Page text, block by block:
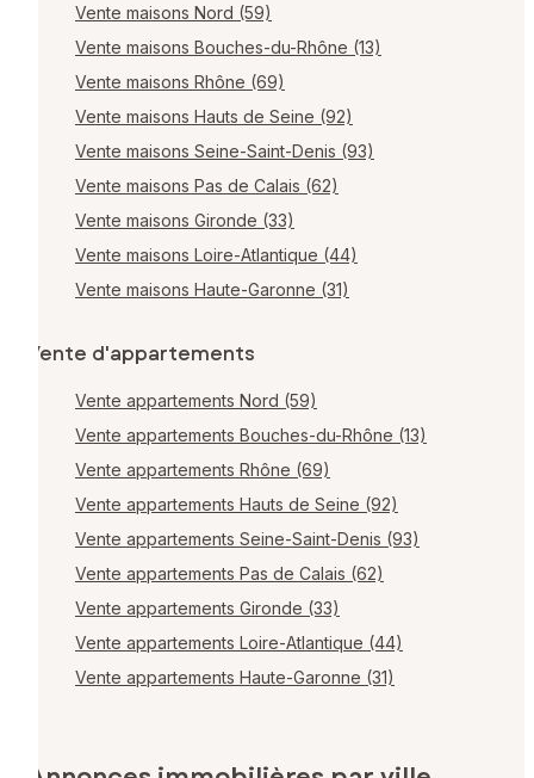
Vente maisons Nord (59)
Vente maisons Bouches-du-Rhône (13)
Vente maisons Rhône (69)
Vente maisons Hauts de Seine (92)
Vente maisons Seine-Saint-Denis (93)
Vente maisons Pas de Calais (62)
Vente maisons Gironde (33)
Vente maisons Loire-Atlantique (44)
Vente maisons Haute-Garonne (31)
Vente d'appartements
Vente appartements Nord (59)
Vente appartements Bouches-du-Rhône (13)
Vente appartements Rhône (69)
Vente appartements Hauts de Seine (92)
Vente appartements Seine-Saint-Denis (93)
Vente appartements Pas de Calais (62)
Vente appartements Gironde (33)
Vente appartements Loire-Atlantique (44)
Vente appartements Haute-Garonne (31)